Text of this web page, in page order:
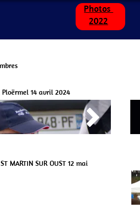
Photos
2022
14 avril 2024

MARTIN SUR OUST 12 mai